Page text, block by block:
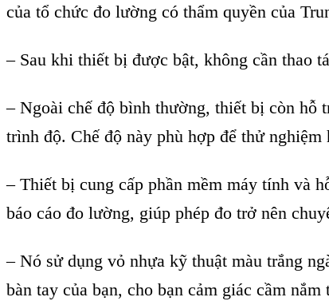
của tổ chức đo lường có thẩm quyền của
–Sau khi thiết bị được bật, không cần thao t
– Ngoài chế độ bình thường, thiết bị còn hỗ
trình độ. Chế độ này phù hợp để thử nghiệm
–Thiết bị cung cấp phần mềm máy tính và h
báo cáo đo lường, giúp phép đo trở nên
–Nó sử dụng vỏ nhựa kỹ thuật màu trắng ng
bàn tay của bạn, cho bạn cảm giác cầm nắm